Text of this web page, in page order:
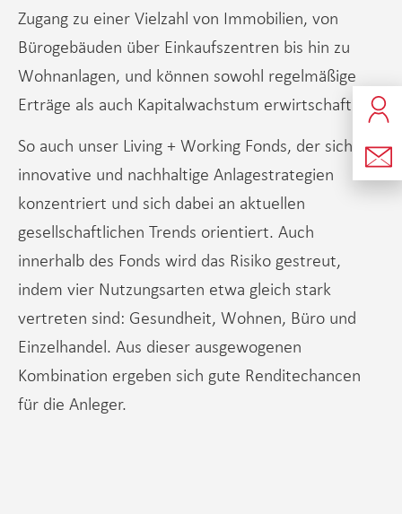
Zugang zu einer Vielzahl von Immobilien, von
Bürogebäuden über Einkaufszentren bis hin zu
Wohnanlagen, und können sowohl regelmäßige
Erträge als auch Kapitalwachstum erwirtschaften.
So auch unser Living + Working Fonds, der sich auf
innovative und nachhaltige Anlagestrategien
konzentriert und sich dabei an aktuellen
gesellschaftlichen Trends orientiert. Auch
innerhalb des Fonds wird das Risiko gestreut,
indem vier Nutzungsarten etwa gleich stark
vertreten sind: Gesundheit, Wohnen, Büro und
Einzelhandel. Aus dieser ausgewogenen
Kombination ergeben sich gute Renditechancen
für die Anleger.